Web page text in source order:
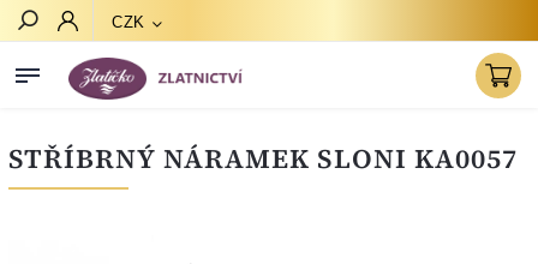
CZK
STŘÍBRNÝ NÁRAMEK SLONI KA0057